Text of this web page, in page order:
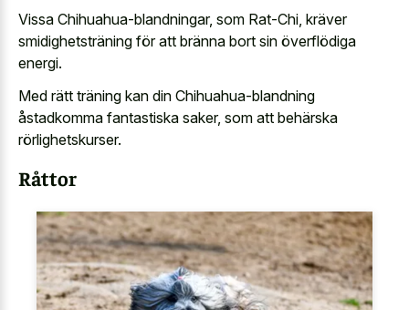
Vissa Chihuahua-blandningar, som Rat-Chi, kräver
smidighetsträning för att bränna bort sin överflödiga
energi.
Med rätt träning kan din Chihuahua-blandning
åstadkomma fantastiska saker, som att behärska
rörlighetskurser.
Råttor